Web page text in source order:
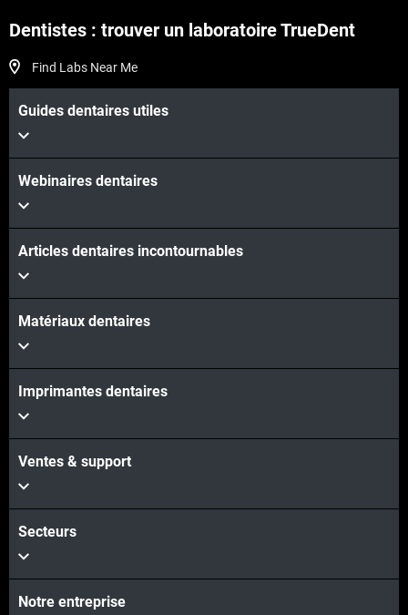
Dentistes : trouver un laboratoire TrueDent
Find Labs Near Me
Guides dentaires utiles
Webinaires dentaires
Articles dentaires incontournables
Matériaux dentaires
Imprimantes dentaires
Ventes & support
Secteurs
Notre entreprise